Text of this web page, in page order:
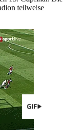
teilweise